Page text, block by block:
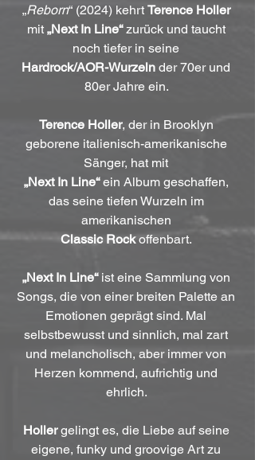
„Reborn“ (2024) kehrt Terence Holler
mit „Next In Line“ zurück und taucht
noch tiefer in seine
Hardrock/AOR-Wurzeln der 70er und
80er Jahre ein.
Terence Holler, der in Brooklyn
geborene italienisch-amerikanische
Sänger, hat mit
„Next In Line“ ein Album geschaffen,
das seine tiefen Wurzeln im
amerikanischen
Classic Rock offenbart.
„Next In Line“ ist eine Sammlung von
Songs, die von einer breiten Palette an
Emotionen geprägt sind. Mal
selbstbewusst und sinnlich, mal zart
und melancholisch, aber immer von
Herzen kommend, aufrichtig und
ehrlich.
Holler gelingt es, die Liebe auf seine
eigene, funky und groovige Art zu